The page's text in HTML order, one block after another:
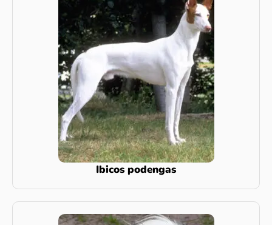
Ibicos podengas